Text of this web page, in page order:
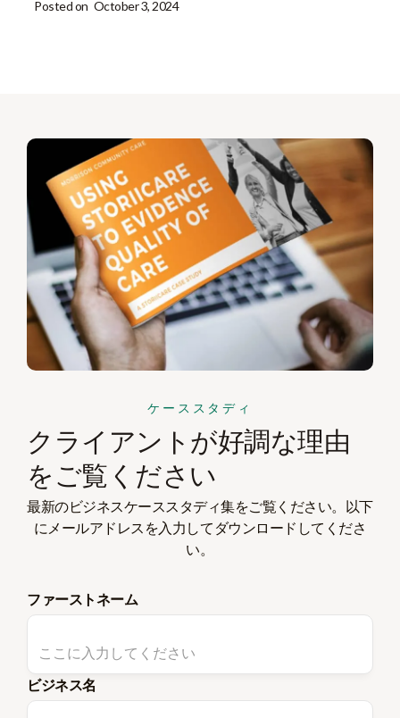
Posted on October 3, 2024
ケーススタディ
クライアントが好調な理由
をご覧ください
最新のビジネスケーススタディ集をご覧ください。以下
にメールアドレスを入力してダウンロードしてくださ
い。
ファーストネーム
ビジネス名